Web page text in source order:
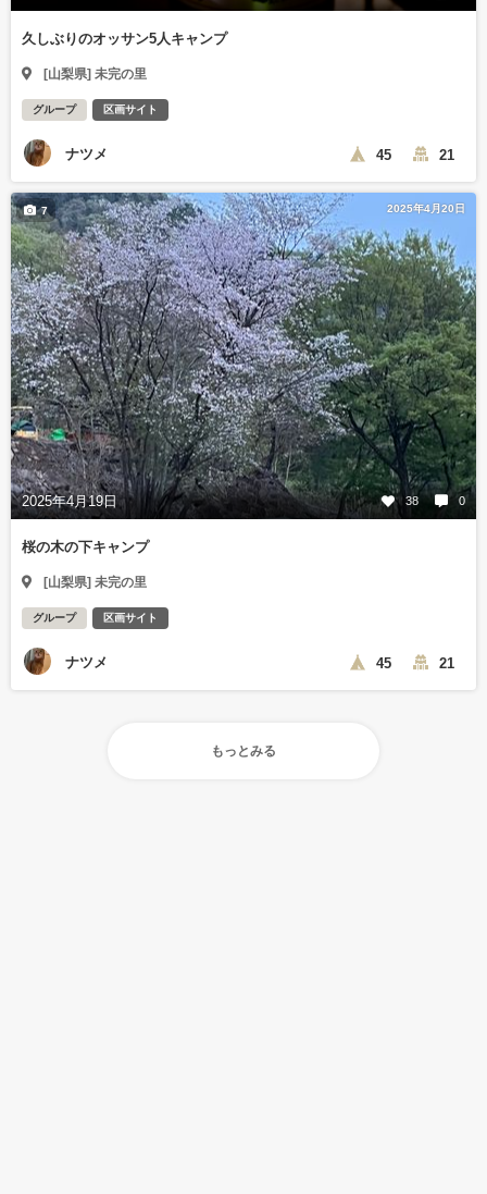
久しぶりのオッサン5人キャンプ
[山梨県] 未完の里
グループ 区画サイト
ナツメ 45 21
2025年4月20日
2025年4月19日 38 0
7
桜の木の下キャンプ
[山梨県] 未完の里
グループ 区画サイト
ナツメ 45 21
もっとみる